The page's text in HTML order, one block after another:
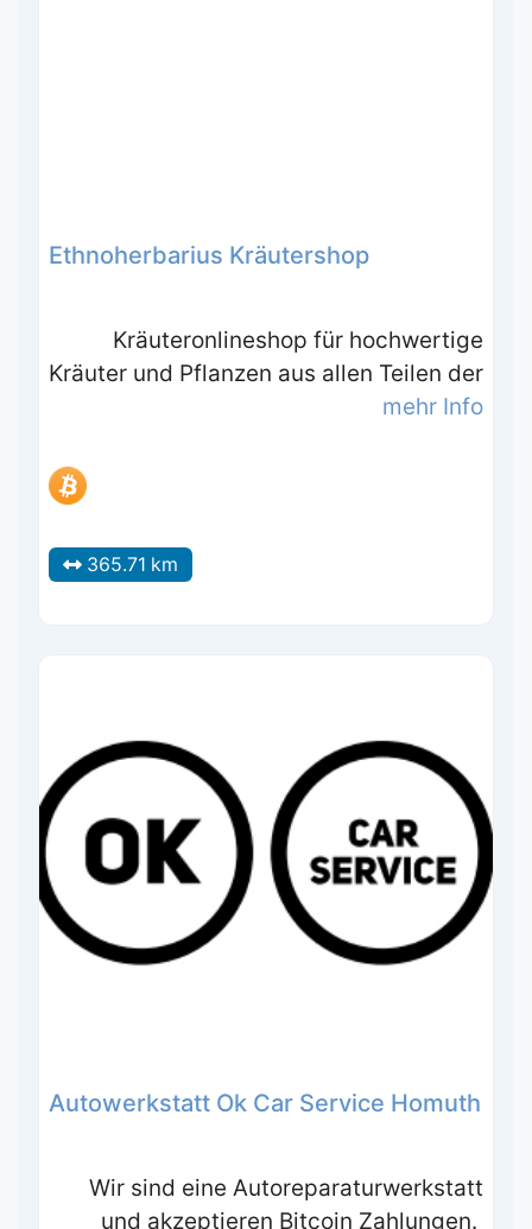
Ethnoherbarius Kräutershop
Kräuteronlineshop für hochwertige
Kräuter und Pflanzen aus allen Teilen der
mehr Info
365.71 km
Autowerkstatt Ok Car Service Homuth
Wir sind eine Autoreparaturwerkstatt
und akzeptieren Bitcoin Zahlungen.